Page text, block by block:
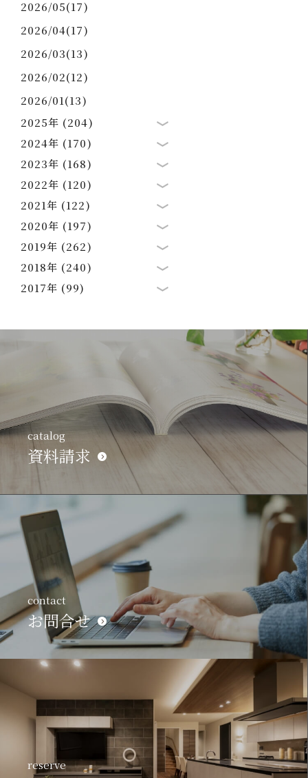
2026/05(17)
2026/04(17)
2026/03(13)
2026/02(12)
2026/01(13)
2025年 (204)
2024年 (170)
2023年 (168)
2022年 (120)
2021年 (122)
2020年 (197)
2019年 (262)
2018年 (240)
2017年 (99)
catalog
資料請求
contact
お問合せ
reserve